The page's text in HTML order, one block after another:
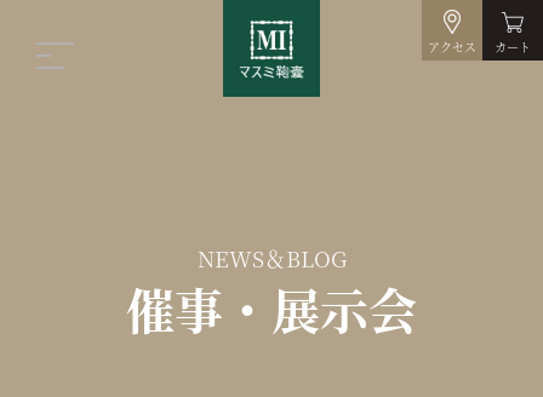
アクセス カート
NEWS＆BLOG
催事・展示会